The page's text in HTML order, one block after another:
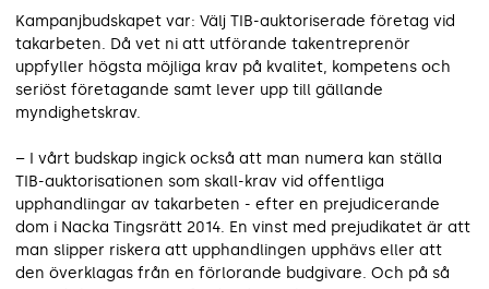
Kampanjbudskapet var: Välj TIB-auktoriserade företag vid
takarbeten. Då vet ni att utförande tak­entreprenör
uppfyller högsta möjliga krav på kvalitet, kompetens och
seriöst företagande samt lever upp till gällande
myndighetskrav.
– I vårt budskap ingick också att man numera kan ställa
TIB-auktorisationen som skall-krav vid offentliga
upphandlingar av takarbeten - efter en prejudicerande
dom i Nacka Tingsrätt 2014. En vinst med prejudikatet är att
man slipper riskera att upphandlingen upphävs eller att
den överklagas från en förlorande budgivare. Och på så